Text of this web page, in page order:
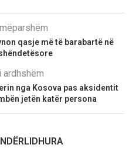
qasje më të barabartë në
ardhshëm
nga Kosova pas aksidentit
jetën katër persona